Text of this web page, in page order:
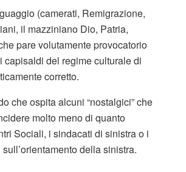
(camerati, Remigrazione,
il mazziniano Dio, Patria,
pare volutamente provocatorio
capisaldi del regime culturale di
corretto.
che ospita alcuni “nostalgici” che
molto meno di quanto
Sociali, i sindacati di sinistra o i
sull’orientamento della sinistra.